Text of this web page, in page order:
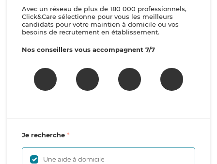
Avec un réseau de plus de 180 000 professionnels,
Click&Care sélectionne pour vous les meilleurs
candidats pour votre maintien à domicile ou vos
besoins de recrutement en établissement.
Nos conseillers vous accompagnent 7/7
Je recherche
Une aide à domicile